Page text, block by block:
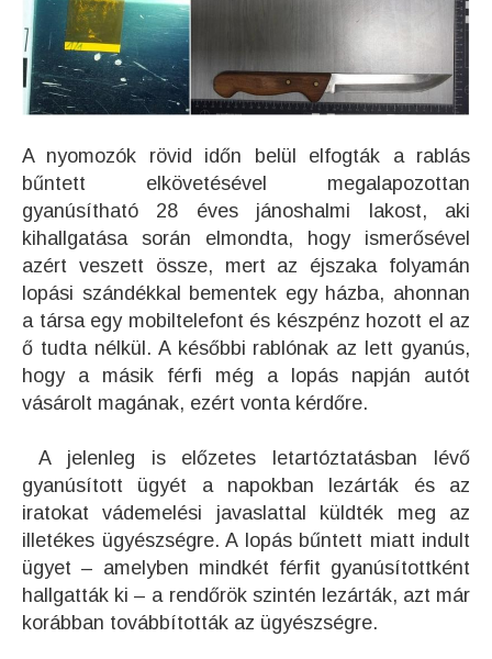
A nyomozók rövid időn belül elfogták a rablás
bűntett elkövetésével megalapozottan
gyanúsítható 28 éves jánoshalmi lakost, aki
kihallgatása során elmondta, hogy ismerősével
azért veszett össze, mert az éjszaka folyamán
lopási szándékkal bementek egy házba, ahonnan
a társa egy mobiltelefont és készpénz hozott el az
ő tudta nélkül. A későbbi rablónak az lett gyanús,
hogy a másik férfi még a lopás napján autót
vásárolt magának, ezért vonta kérdőre.
A jelenleg is előzetes letartóztatásban lévő
gyanúsított ügyét a napokban lezárták és az
iratokat vádemelési javaslattal küldték meg az
illetékes ügyészségre. A lopás bűntett miatt indult
ügyet – amelyben mindkét férfit gyanúsítottként
hallgatták ki – a rendőrök szintén lezárták, azt már
korábban továbbították az ügyészségre.